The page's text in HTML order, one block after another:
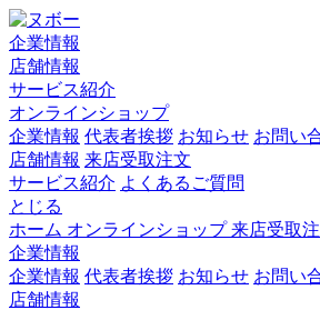
企業情報
店舗情報
サービス紹介
オンラインショップ
企業情報 代表者挨拶 お知らせ お問い
店舗情報 来店受取注文
サービス紹介 よくあるご質問
とじる
ホーム オンラインショップ来店受取
企業情報
企業情報 代表者挨拶 お知らせ お問い
店舗情報